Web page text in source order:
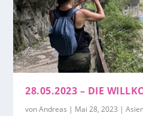
28.05.2023 – DIE
vonAndreas | Mai 28, 2023 |